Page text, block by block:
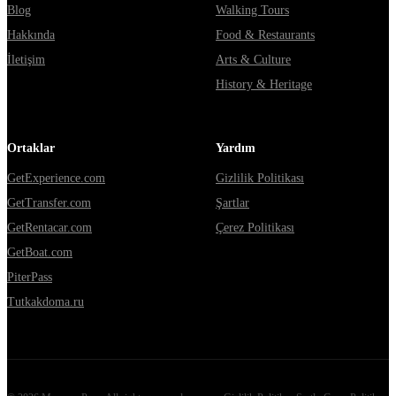
Blog
Hakkında
İletişim
Walking Tours
Food & Restaurants
Arts & Culture
History & Heritage
Ortaklar
GetExperience.com
GetTransfer.com
GetRentacar.com
GetBoat.com
PiterPass
Tutkakdoma.ru
Yardım
Gizlilik Politikası
Şartlar
Çerez Politikası